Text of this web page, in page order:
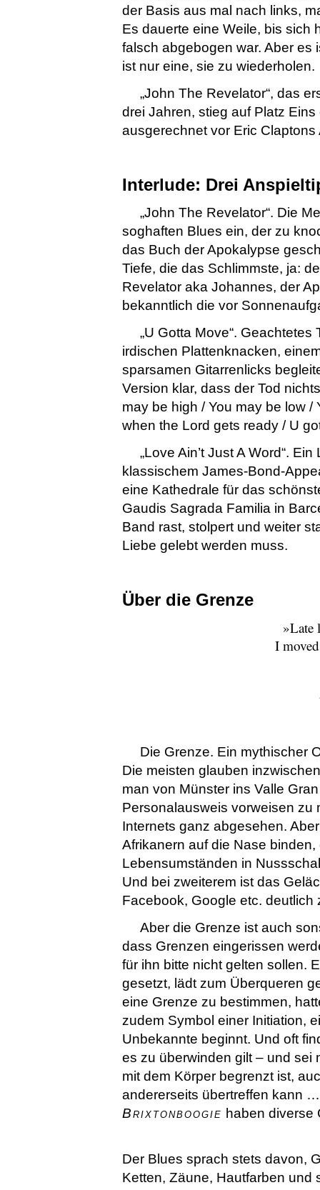
der Basis aus mal nach links,
Es dauerte eine Weile, bis sich
falsch abgebogen war. Aber es
ist nur eine, sie zu wiederholen.
„John The Revelator“, das
drei Jahren, stieg auf Platz
ausgerechnet vor Eric Claptons
Interlude: Drei
„John The Revelator“. Die
soghaften Blues ein, der zu
das Buch der Apokalypse
Tiefe, die das Schlimmste, ja:
Revelator aka Johannes, der
bekanntlich die vor
„U Gotta Move“.
irdischen Plattenknacken,
sparsamen Gitarrenlicks
Version klar, dass der Tod
may be high / You may be low /
when the Lord gets ready / U
„Love Ain’t Just A Word“.
klassischem James-Bond-
eine Kathedrale für das
Gaudis Sagrada Familia in
Band rast, stolpert und weiter
Liebe gelebt werden muss.
Über die Grenze
»Late
I
Die Grenze. Ein mythischer
Die meisten glauben
man von Münster ins Valle
Personalausweis vorweisen zu
Internets ganz abgesehen.
Afrikanern auf die Nase
Lebensumständen in
Und bei zweiterem ist das
Facebook, Google etc. deutlich
Aber die Grenze ist auch
dass Grenzen eingerissen
für ihn bitte nicht gelten sollen.
gesetzt, lädt zum Überqueren
eine Grenze zu bestimmen,
zudem Symbol einer Initiation,
Unbekannte beginnt. Und oft
es zu überwinden gilt – und sei
mit dem Körper begrenzt ist,
andererseits übertreffen kann …
Brixtonboogie haben diverse
Der Blues sprach stets davon,
Ketten, Zäune, Hautfarben und